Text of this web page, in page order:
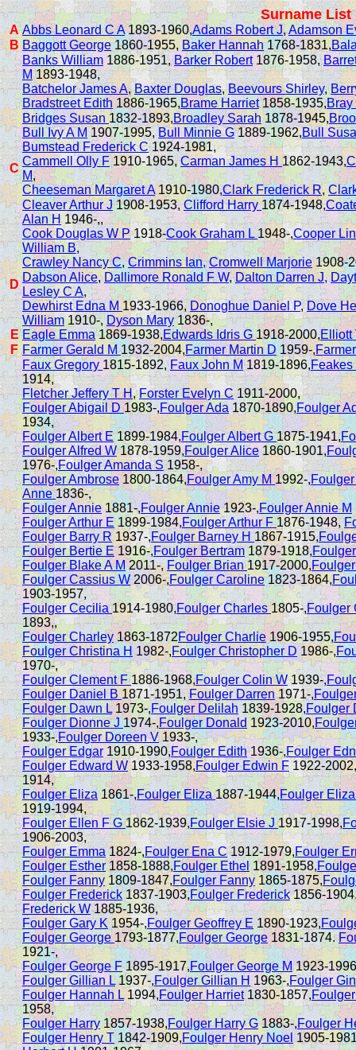
Surname List
A Abbs Leonard C A1893-1960,Adams Robert J,Adamson
B Baggott George1860-1955, Baker Hannah1768-1831,
Banks William 1886-1951,Barker Robert1876-1958,
M1893-1948,
Batchelor James A,Baxter Douglas,Beevours Shirley,
Bradstreet Edith1886-1965,Brame Harriet1858-1935,
Bridges Susan 1832-1893,Broadley Sarah 1878-1945,
Bull Ivy A M1907-1995,Bull Minnie G1889-1962,Bull
Bumstead Frederick C1924-1981,
C
Cammell Olly F1910-1965,Carman James H1862-1943,
M,
Cheeseman Margaret A1910-1980,Clark Frederick R,
Cleaver Arthur J1908-1953,Clifford Harry1874-1948,
Alan H 1946-,,
Cook Douglas W P1918-Cook Graham L1948-,Cooper
William B,
Crawley Nancy C,Crimmins Ian, Cromwell Marjorie1908-
D
Dabson Alice,Dallimore Ronald F W,Dalton Darren J,
Lesley C A,
Dewhirst Edna M1933-1966,Donoghue Daniel P,Dove
William1910-,Dyson Mary1836-,
E Eagle Emma1869-1938,Edwards Idris G1918-2000,Elliott
F Farmer Gerald M1932-2004,Farmer Martin D 1959-,
Faux Gregory 1815-1892, Faux John M1819-1896,Feakes
1914,
Fletcher Jeffery T H,Forster Evelyn C1911-2000,
Foulger Abigail D1983-,Foulger Ada 1870-1890,Foulger
1934,
Foulger Albert E1899-1984,Foulger Albert G1875-1941,
Foulger Alfred W1878-1959,Foulger Alice1860-1901,
1976-,Foulger Amanda S1958-,
Foulger Ambrose1800-1864,Foulger Amy M1992-,
Anne1836-,
Foulger Annie1881-,Foulger Annie1923-,Foulger Annie M
Foulger Arthur E1899-1984,Foulger Arthur F1876-1948,
Foulger Barry R1937-,Foulger Barney H1867-1915,
Foulger Bertie E1916-,Foulger Bertram1879-1918,
Foulger Blake A M2011-,Foulger Brian1917-2000,
Foulger Cassius W2006-,Foulger Caroline1823-1864,
1903-1957,
Foulger Cecilia1914-1980,Foulger Charles1805-,Foulger
1893,,
Foulger Charley1863-1872Foulger Charlie1906-1955,
Foulger Christina H1982-,Foulger Christopher D1986-,
1970-,
Foulger Clement F1886-1968,Foulger Colin W1939-,
Foulger Daniel B 1871-1951,Foulger Darren1971-,
Foulger Dawn L1973-,Foulger Delilah 1839-1928,Foulger
Foulger Dionne J1974-,Foulger Donald1923-2010,
1933-,Foulger Doreen V1933-,
Foulger Edgar 1910-1990,Foulger Edith1936-,Foulger
Foulger Edward W1933-1958,Foulger Edwin F1922-2002,
1914,
Foulger Eliza1861-,Foulger Eliza1887-1944,Foulger
1919-1994,
Foulger Ellen F G1862-1939,Foulger Elsie J1917-1998,
1906-2003,
Foulger Emma1824-,Foulger Ena C1912-1979,Foulger
Foulger Esther1858-1888,Foulger Ethel 1891-1958,
Foulger Fanny 1809-1847,Foulger Fanny 1865-1875,
Foulger Frederick1837-1903,Foulger Frederick1856-
Frederick W1885-1936,
Foulger Gary K1954-,Foulger Geoffrey E1890-1923,
Foulger George1793-1877,Foulger George1831-1874.
1921-,
Foulger George F1895-1917,Foulger George M1923-
Foulger Gillian L1937-,Foulger Gillian H1963-,Foulger
Foulger Hannah L1994,Foulger Harriet1830-1857,
1958,
Foulger Harry1857-1938,Foulger Harry G1883-,Foulger
Foulger Henry T1842-1909,Foulger Henry Noel 1905-